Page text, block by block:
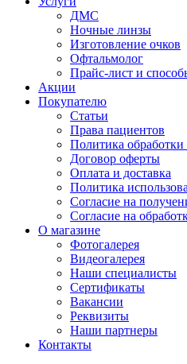
ДМС
Ночные линзы
Изготовление очков
Офтальмолог
Прайс-лист и
Акции
Покупателю
Статьи
Права пациентов
Политика
Договор оферты
Оплата и доставка
Политика
Согласие на
Согласие на
О магазине
Фотогалерея
Видеогалерея
Наши специалисты
Сертификаты
Вакансии
Реквизиты
Наши партнеры
Контакты